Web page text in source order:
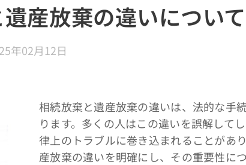
遺産放棄の違いについて
年02月12日
相続放棄と遺産放棄の違いは、法的な手
ります。多くの人はこの違いを誤解して
律上のトラブルに巻き込まれることがあ
産放棄の違いを明確にし、その重要性に